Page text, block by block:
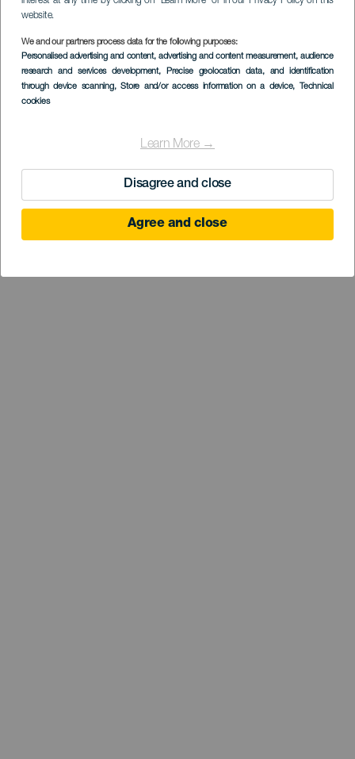
website.
We and our partners process data for the following purposes:
Personalised advertising and content, advertising and content measurement, audience
research and services development, Precise geolocation data, and identification
through device scanning, Store and/or access information on a device, Technical
cookies
Learn More →
Disagree and close
Agree and close